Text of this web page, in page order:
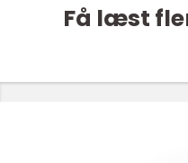
Få læst